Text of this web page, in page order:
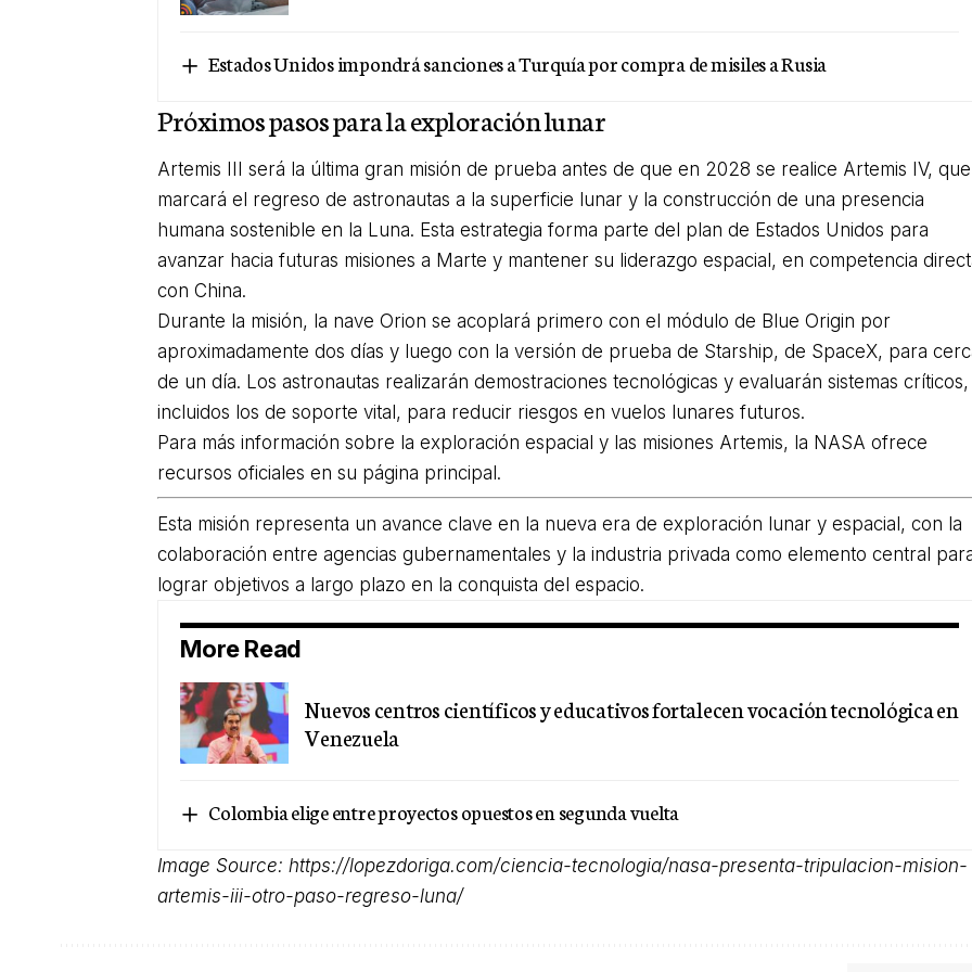
Estados Unidos impondrá sanciones a Turquía por compra de misiles a Rusia
Próximos pasos para la exploración lunar
Artemis III será la última gran misión de prueba antes de que en 2028 se realice Artemis IV, que
marcará el regreso de astronautas a la superficie lunar y la construcción de una presencia
humana sostenible en la Luna. Esta estrategia forma parte del plan de Estados Unidos para
avanzar hacia futuras misiones a Marte y mantener su liderazgo espacial, en competencia
con China.
Durante la misión, la nave Orion se acoplará primero con el módulo de Blue Origin por
aproximadamente dos días y luego con la versión de prueba de Starship, de SpaceX, para
de un día. Los astronautas realizarán demostraciones tecnológicas y evaluarán sistemas críticos,
incluidos los de soporte vital, para reducir riesgos en vuelos lunares futuros.
Para más información sobre la exploración espacial y las misiones Artemis, la NASA ofrece
recursos oficiales en su página principal.
Esta misión representa un avance clave en la nueva era de exploración lunar y espacial, con la
colaboración entre agencias gubernamentales y la industria privada como elemento central
lograr objetivos a largo plazo en la conquista del espacio.
More Read
Nuevos centros científicos y educativos fortalecen vocación tecnológica en
Venezuela
Colombia elige entre proyectos opuestos en segunda vuelta
Image Source:https://lopezdoriga.com/ciencia-tecnologia/nasa-presenta-tripulacion-mision-
artemis-iii-otro-paso-regreso-luna/